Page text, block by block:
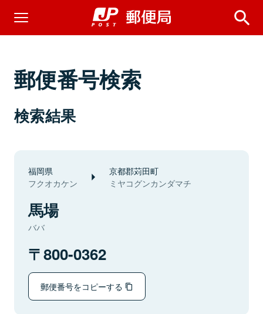
郵便番号検索
検索結果
福岡県
フクオカケン
京都郡苅田町
ミヤコグンカンダマチ
馬場
ババ
800-0362
郵便番号をコピーする